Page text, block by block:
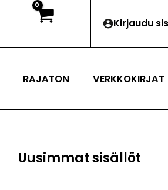
Kirjaudu
RAJATON VERKKOKIRJAT
Uusimmat sisällöt